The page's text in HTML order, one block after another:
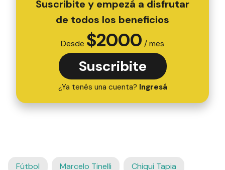
Suscribite y empezá a disfrutar
de todos los beneficios
Desde $2000 / mes
Suscribite
¿Ya tenés una cuenta? Ingresá
Fútbol Marcelo Tinelli Chiqui Tapia